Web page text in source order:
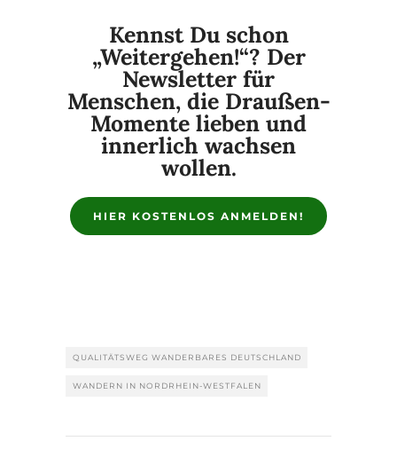
Kennst Du schon
„Weitergehen!“? Der
Newsletter für
Menschen, die Draußen-
Momente lieben und
innerlich wachsen
wollen.
HIER KOSTENLOS ANMELDEN!
QUALITÄTSWEG WANDERBARES DEUTSCHLAND
WANDERN IN NORDRHEIN-WESTFALEN